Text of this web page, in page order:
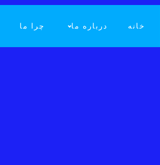
خانه درباره ما چرا ما